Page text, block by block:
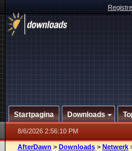
Startpagina Downloads
8/6/2026 2:56:10 PM
AfterDawn > Downloads > Netwerk